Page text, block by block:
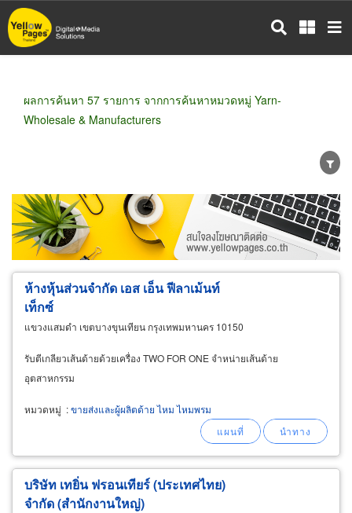
ข้าม
ไป
ผลการค้นหา 57 รายการ จากการค้นหาหมวดหมู่ Yarn-
Wholesale & Manufacturers
ขายส่ง ขายปลีก ผู้ผลิต
ตัวแทนจัดจำหน่าย
ผู้ส่งออก/นำเข้า
ธุรกิจบริการ
ห้างหุ้นส่วนจำกัด เอส เอ็น ฟีลาเม้นท์
เท็กซ์
แขวงแสมดำ เขตบางขุนเทียน กรุงเทพมหานคร 10150
รับตีเกลียวเส้นด้ายด้วยเครื่อง TWO FOR ONE จำหน่ายเส้นด้าย
อุตสาหกรรม
หมวดหมู่ :ขายส่งและผู้ผลิตด้าย ไหม ไหมพรม
บริษัท เทยิ่น ฟรอนเทียร์ (ประเทศไทย)
จำกัด (สำนักงานใหญ่)